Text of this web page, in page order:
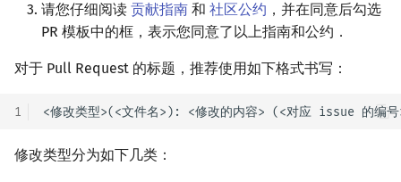
请您仔细阅读 贡献指南 和 社区公约 ，并在同意后勾选
PR 模板中的框，表示您同意了以上指南和公约．
对于 Pull Request 的标题，推荐使用如下格式书写：
1
修改类型分为如下几类：